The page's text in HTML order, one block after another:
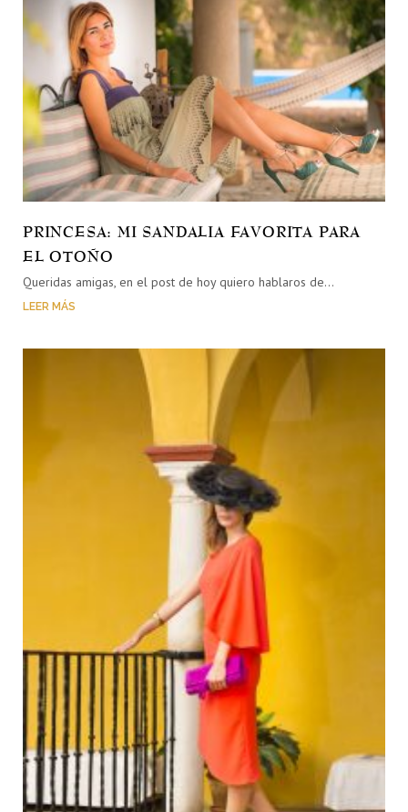
PRINCESA: MI SANDALIA FAVORITA PARA
EL OTOÑO
Queridas amigas, en el post de hoy quiero hablaros de…
LEER MÁS